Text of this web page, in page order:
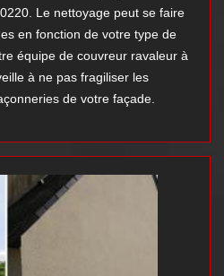
Le nettoyage peut se faire
en fonction de votre type de
équipe de couvreur ravaleur à
à ne pas fragiliser les
de votre façade.